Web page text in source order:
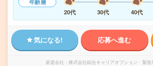
年齢層
20代
30代 40代
気になる! 応募へ進む
派遣会社 株式会社綜合キャリアオプション 製造